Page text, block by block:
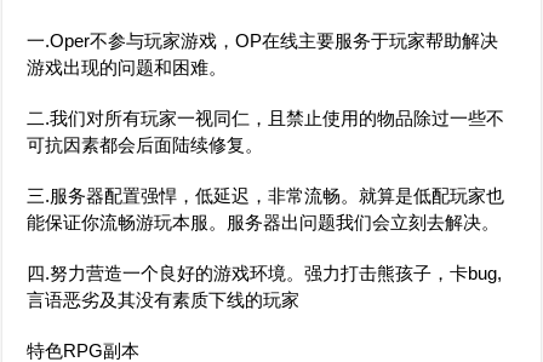
一.Oper不参与玩家游戏，OP在线主要服务于玩家帮助解决
游戏出现的问题和困难。
二.我们对所有玩家一视同仁，且禁止使用的物品除过一些不
可抗因素都会后面陆续修复。
三.服务器配置强悍，低延迟，非常流畅。就算是低配玩家也
能保证你流畅游玩本服。服务器出问题我们会立刻去解决。
四.努力营造一个良好的游戏环境。强力打击熊孩子，卡bug,
言语恶劣及其没有素质下线的玩家
特色RPG副本